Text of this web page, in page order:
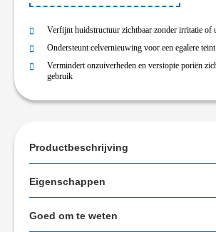
Verfijnt huidstructuur zichtbaar zonder irritatie of
Ondersteunt celvernieuwing voor een egalere
Vermindert onzuiverheden en verstopte poriën
gebruik
Productbeschrijving
Eigenschappen
Goed om te weten